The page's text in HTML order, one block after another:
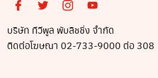
บริษัท ทีวีพูล พับลิชชิ่ง จำกัด
ติดต่อโฆษณา 02-733-9000 ต่อ 308